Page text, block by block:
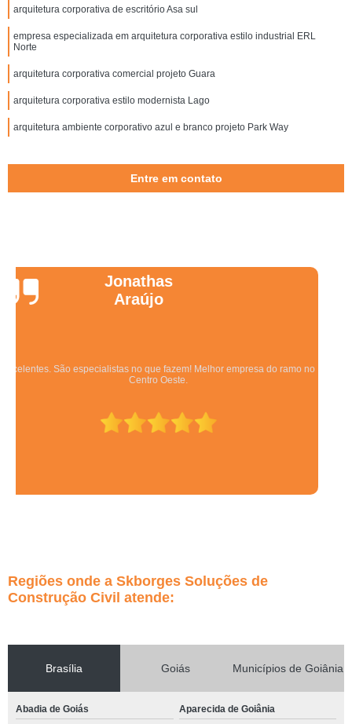
arquitetura corporativa de escritório Asa sul
empresa especializada em arquitetura corporativa estilo industrial ERL
Norte
arquitetura corporativa comercial projeto Guara
arquitetura corporativa estilo modernista Lago
arquitetura ambiente corporativo azul e branco projeto Park Way
Entre em contato
Wanessa
Marques
Equipe qualificada, atendimento muito pontual e de forma organizada.
Preza pela qualidade, bom gosto e preço justo.
Regiões onde a Skborges Soluções de
Construção Civil atende:
Brasília Goiás Municípios de Goiânia
Abadia de Goiás Aparecida de Goiânia